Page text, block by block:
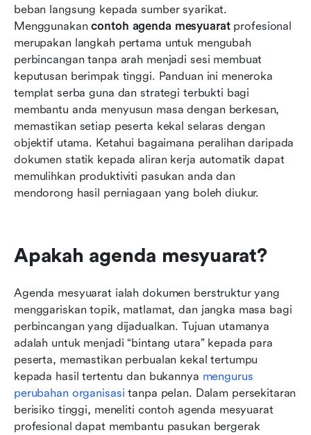
beban langsung kepada sumber syarikat.
Menggunakan contoh agenda mesyuarat profesional
merupakan langkah pertama untuk mengubah
perbincangan tanpa arah menjadi sesi membuat
keputusan berimpak tinggi. Panduan ini meneroka
templat serba guna dan strategi terbukti bagi
membantu anda menyusun masa dengan berkesan,
memastikan setiap peserta kekal selaras dengan
objektif utama. Ketahui bagaimana peralihan daripada
dokumen statik kepada aliran kerja automatik dapat
memulihkan produktiviti pasukan anda dan
mendorong hasil perniagaan yang boleh diukur.
Apakah agenda mesyuarat?
Agenda mesyuarat ialah dokumen berstruktur yang
menggariskan topik, matlamat, dan jangka masa bagi
perbincangan yang dijadualkan. Tujuan utamanya
adalah untuk menjadi “bintang utara” kepada para
peserta, memastikan perbualan kekal tertumpu
kepada hasil tertentu dan bukannya mengurus
perubahan organisasi tanpa pelan. Dalam persekitaran
berisiko tinggi, meneliti contoh agenda mesyuarat
profesional dapat membantu pasukan bergerak
Pilihan baharu: Gunakan Lark untuk menukar
agenda mesyuarat kepada aliran kerja
pelaksanaan
Alat mesyuarat tradisional vs. Lark:
Perbandingan nilai
Kesimpulan
Soalan Lazim
Bacaan berkaitan